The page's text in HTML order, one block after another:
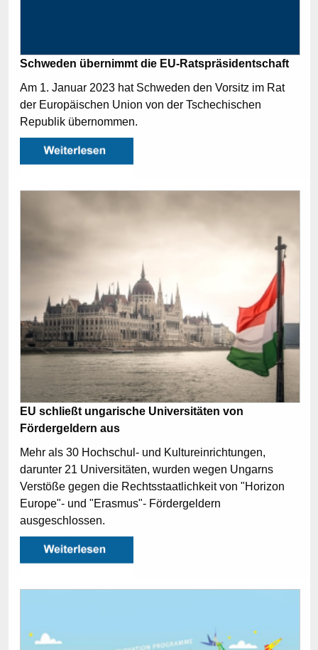
Schweden übernimmt die EU-Ratspräsidentschaft
Am 1. Januar 2023 hat Schweden den Vorsitz im Rat
der Europäischen Union von der Tschechischen
Republik übernommen.
EU schließt ungarische Universitäten von
Fördergeldern aus
Mehr als 30 Hochschul- und Kultureinrichtungen,
darunter 21 Universitäten, wurden wegen Ungarns
Verstöße gegen die Rechtsstaatlichkeit von "Horizon
Europe"- und "Erasmus"- Fördergeldern
ausgeschlossen.